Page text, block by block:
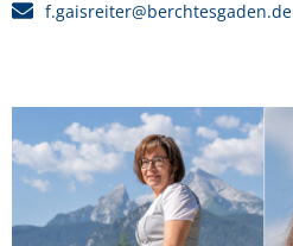
f.gaisreiter@berchtesgaden.de